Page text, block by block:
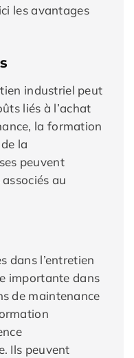
les avantages
industriel peut
liés à l’achat
la formation
la
peuvent
au
dans l’entretien
importante dans
de maintenance
Ils peuvent